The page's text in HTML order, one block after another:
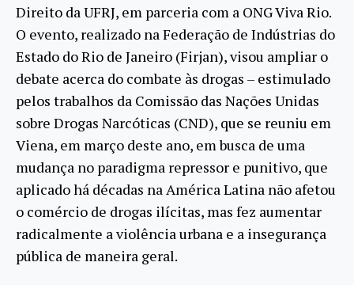
Direito da UFRJ, em parceria com a ONG Viva Rio.
O evento, realizado na Federação de Indústrias do
Estado do Rio de Janeiro (Firjan), visou ampliar o
debate acerca do combate às drogas – estimulado
pelos trabalhos da Comissão das Nações Unidas
sobre Drogas Narcóticas (CND), que se reuniu em
Viena, em março deste ano, em busca de uma
mudança no paradigma repressor e punitivo, que
aplicado há décadas na América Latina não afetou
o comércio de drogas ilícitas, mas fez aumentar
radicalmente a violência urbana e a insegurança
pública de maneira geral.